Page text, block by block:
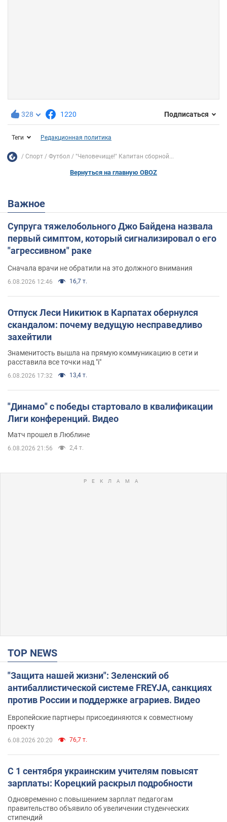
328 1220 Подписаться
Теги Редакционная политика
Спорт Футбол "Человечище!" Капитан сборной...
Вернуться на главную OBOZ
Важное
Супруга тяжелобольного Джо Байдена назвала
первый симптом, который сигнализировал о его
"агрессивном" раке
Сначала врачи не обратили на это должного внимания
6.08.2026 12:46 16,7 т.
Отпуск Леси Никитюк в Карпатах обернулся
скандалом: почему ведущую несправедливо
захейтили
Знаменитость вышла на прямую коммуникацию в сети и
расставила все точки над "i"
6.08.2026 17:32 13,4 т.
"Динамо" с победы стартовало в квалификации
Лиги конференций. Видео
Матч прошел в Люблине
6.08.2026 21:56 2,4 т.
TOP NEWS
"Защита нашей жизни": Зеленский об
антибаллистической системе FREYJA, санкциях
против России и поддержке аграриев. Видео
Европейские партнеры присоединяются к совместному
проекту
6.08.2026 20:20 76,7 т.
С 1 сентября украинским учителям повысят
зарплаты: Корецкий раскрыл подробности
Одновременно с повышением зарплат педагогам
правительство объявило об увеличении студенческих
стипендий